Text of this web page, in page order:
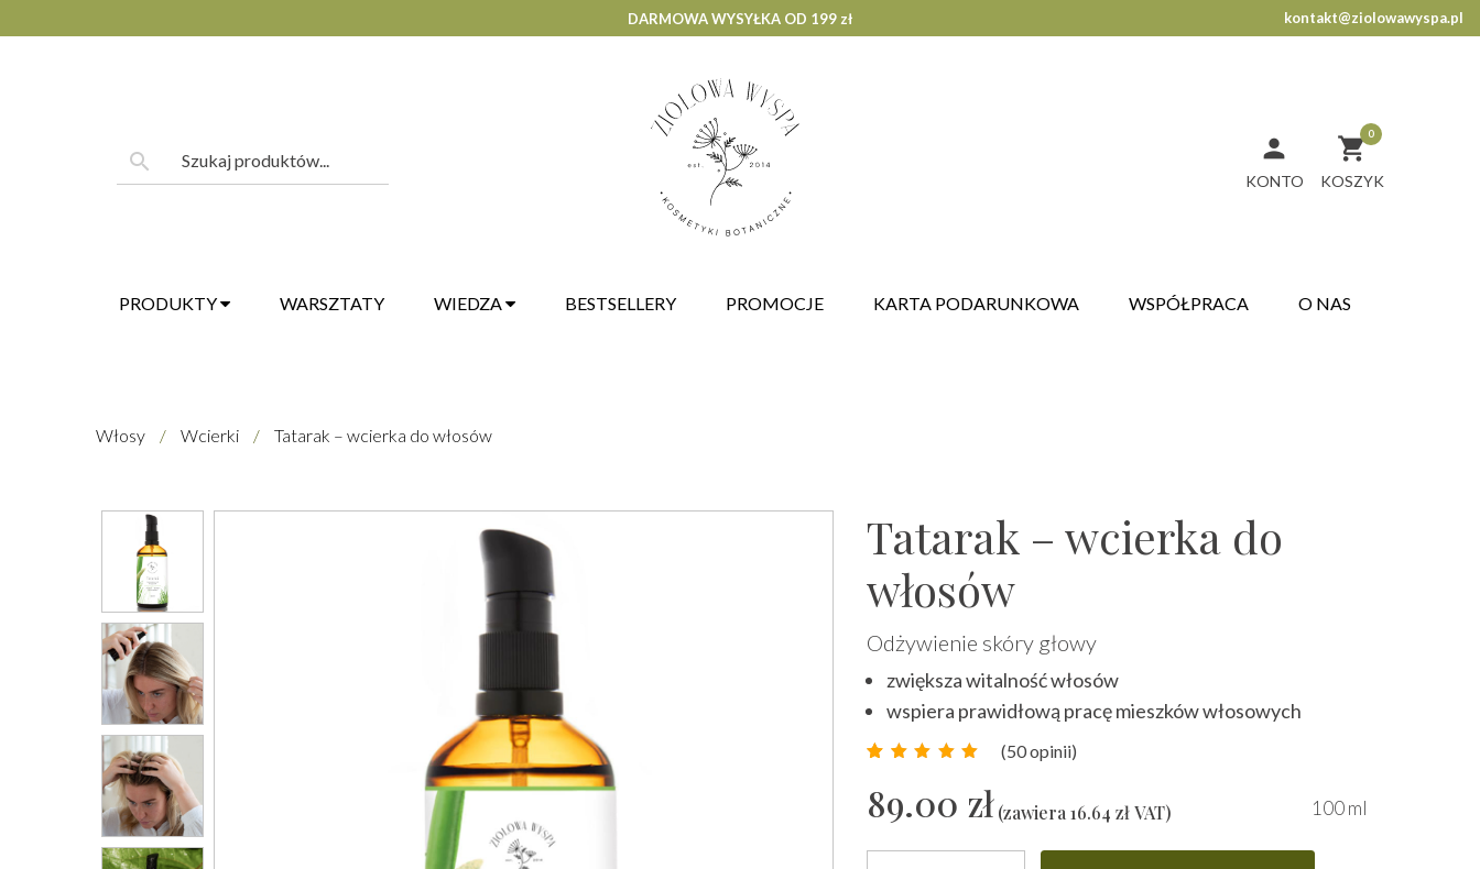
to
DARMOWA WYSYŁKA OD 199 zł kontakt@ziolowawyspa.pl
search 0

KONTO
PRODUKTY WARSZTATY WIEDZA BESTSELLERY PROMOCJE KARTA PODARUNKOWA WSPÓŁPRACA O NAS
Włosy / Wcierki / Tatarak – wcierka do włosów
Tatarak – wcierka do
włosów
Odżywienie skóry głowy
zwiększa witalność włosów
wspiera prawidłową pracę mieszków włosowych
(50opinii)
89.00 zł (zawiera16.64 złVAT) 100 ml